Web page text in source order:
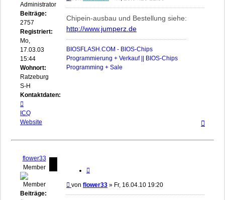
Administrator
Beiträge:
2757
Registriert:
Mo,
17.03.03
15:44
Wohnort:
Ratzeburg,
S-H
Kontaktdaten:
von
biosflash
ICQ
Website
Chipein-ausbau und Bestellung siehe:
http://www.jumperz.de
BIOSFLASH.COM - BIOS-Chips
Programmierung + Verkauf || BIOS-Chips
Programming + Sale
flower33
Member
Beiträge:
Beitrag
von flower33 » Fr, 16.04.10 19:20